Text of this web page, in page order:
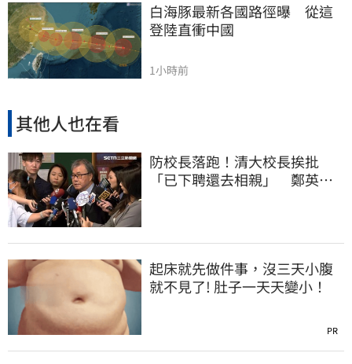
白海豚最新各國路徑曝　從這
登陸直衝中國
1小時前
其他人也在看
防校長落跑！清大校長挨批
「已下聘還去相親」 鄭英
起床就先做件事，沒三天小腹
就不見了! 肚子一天天變小！
PR